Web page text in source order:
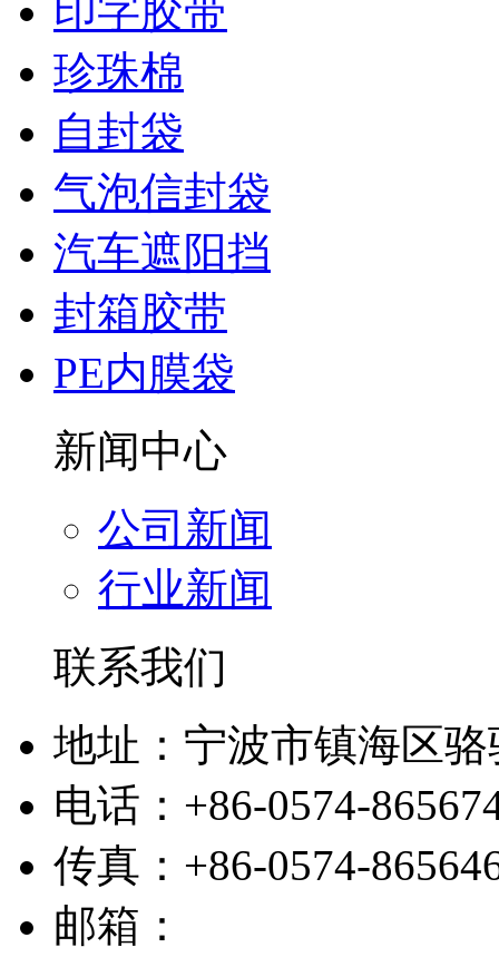
印字胶带
珍珠棉
自封袋
气泡信封袋
汽车遮阳挡
封箱胶带
PE内膜袋
新闻中心
公司新闻
行业新闻
联系我们
地址：宁波市镇海区
电话：+86-0574-
传真：+86-0574-
邮箱：